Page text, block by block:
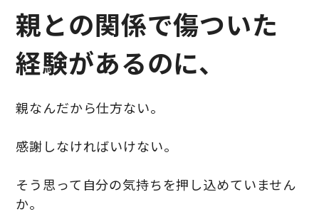
親との関係で傷ついた
経験があるのに、
親なんだから仕方ない。
感謝しなければいけない。
そう思って自分の気持ちを押し込めていません
か。